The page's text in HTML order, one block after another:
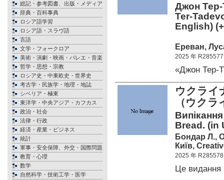
総記・参考図書、出版・メディア
辞典・百科事典
ロシア語学習
ロシア語・スラヴ語
言語
文学・フォークロア
美術・演劇・映画・バレエ・音楽
哲学・思想・宗教
ロシア史・中東欧史・世界史
考古学・民族学・地理・地誌
シベリア・極東
東洋学・中央アジア・カフカス
政治・社会
法律・行政
経済・産業・ビジネス
統計
軍事・安全保障、外交・国際問題
教育・心理
数学
自然科学・技術工学・医学
Джон
Ter-
English)
Ереван,
2025 年 R285577
«Джон Тер-
ウクラ
（ウク
Bread. (in
Бондар Л.,
Київ,
2025 年 R285578
Це видання